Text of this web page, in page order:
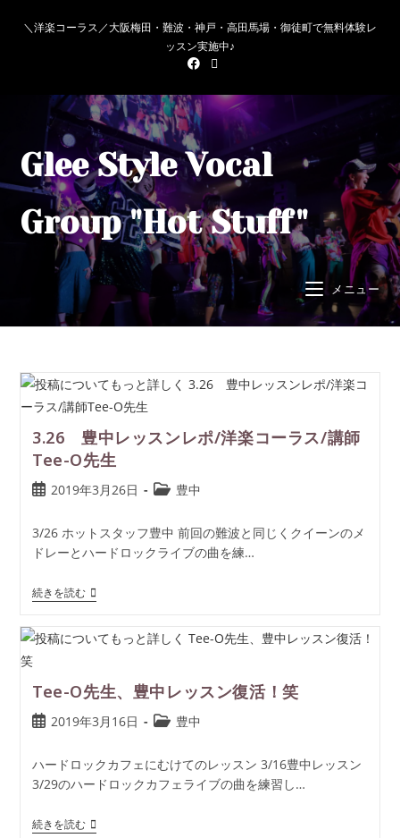
＼洋楽コーラス／大阪梅田・難波・神戸・高田馬場・御徒町で無料体験レ
ッスン実施中♪
Glee Style Vocal
Group "Hot Stuff"
メニュー
3.26 豊中レッスンレポ/洋楽コーラス/講師
Tee-O先生
2019年3月26日 豊中
3/26 ホットスタッフ豊中 前回の難波と同じくクイーンのメ
ドレーとハードロックライブの曲を練…
続きを読む
Tee-O先生、豊中レッスン復活！笑
2019年3月16日 豊中
ハードロックカフェにむけてのレッスン 3/16豊中レッスン
3/29のハードロックカフェライブの曲を練習し…
続きを読む